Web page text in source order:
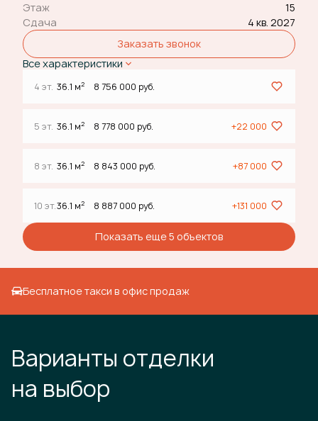
Этаж
15
Сдача
4 кв. 2027
Заказать звонок
Все характеристики
4 эт. 36.1 м2 8 756 000 руб.
5 эт. 36.1 м2 8 778 000 руб. +22 000
8 эт. 36.1 м2 8 843 000 руб. +87 000
10 эт.36.1 м2 8 887 000 руб. +131 000
Показать еще 5 объектов
Бесплатное такси в офис продаж
Варианты отделки
на выбор